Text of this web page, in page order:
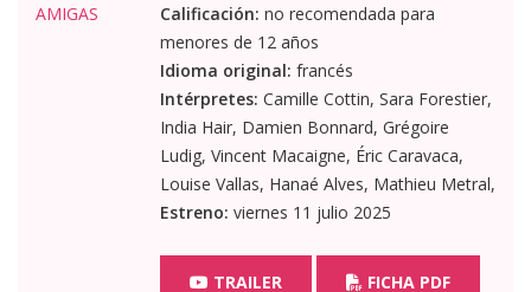
Calificación: no recomendada para
menores de 12 años
Idioma original: francés
Intérpretes: Camille Cottin, Sara Forestier,
India Hair, Damien Bonnard, Grégoire
Ludig, Vincent Macaigne, Éric Caravaca,
Louise Vallas, Hanaé Alves, Mathieu Metral,
Estreno: viernes 11 julio 2025
TRAILER FICHA PDF